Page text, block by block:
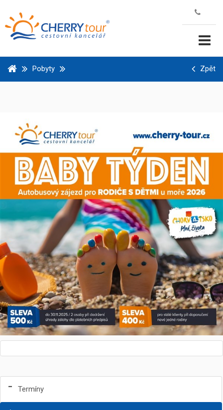
Pobyty Zpět
Termíny